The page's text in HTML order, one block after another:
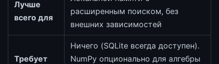
Лучше
всего для
расширенным поиском, без
внешних зависимостей
Требует
Ничего (SQLite всегда доступен).
NumPy опционально для алгебры